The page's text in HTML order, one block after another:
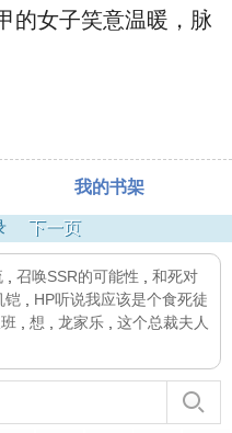
的女子笑意温暖，脉
我的书架
下一页
召唤SSR的可能性
和死对
铠
HP听说我应该是个食死徒
想 龙家乐
这个总裁夫人